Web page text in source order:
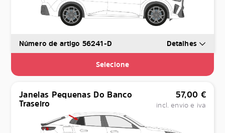
Número de artigo 56241-D Detalhes
Selecione
Janelas Pequenas Do Banco
Traseiro
57,00 €
incl. envio e iva